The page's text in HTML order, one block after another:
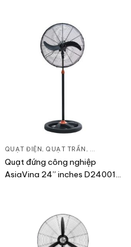
QUẠT ĐIỆN, QUẠT TRẦN , QUẠT
Quạt đứng công nghiệp
AsiaVina 24” inches D24001-